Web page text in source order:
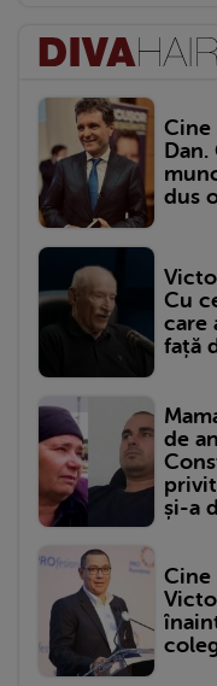
Cine
dus
Cu
care
față
de
și-a
Cine